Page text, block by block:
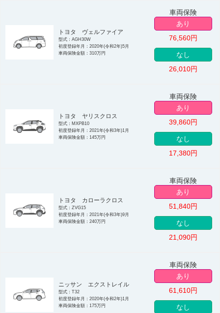
トヨタ ヴェルファイア
型式：AGH30W
初度登録年月：2020年(令和2年)5月
車両保険金額：310万円
車両保険
あり
76,560円
なし
26,010円
トヨタ ヤリスクロス
型式：MXPB10
初度登録年月：2021年(令和3年)1月
車両保険金額：145万円
車両保険
あり
39,860円
なし
17,380円
トヨタ カローラクロス
型式：ZVG15
初度登録年月：2021年(令和3年)9月
車両保険金額：240万円
車両保険
あり
51,840円
なし
21,090円
ニッサン エクストレイル
型式：T32
初度登録年月：2020年(令和2年)1月
車両保険金額：175万円
車両保険
あり
61,610円
なし